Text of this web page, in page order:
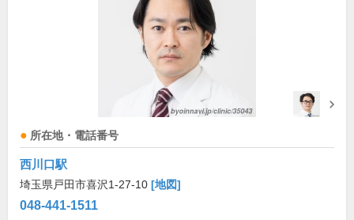
所在地・電話番号
西川口駅
埼玉県戸田市喜沢1-27-10 [地図]
048-441-1511